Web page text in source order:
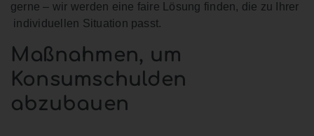
gerne – wir werden eine faire Lösung finden, die zu Ihrer
individuellen Situation passt.
Maßnahmen, um
Konsumschulden
abzubauen